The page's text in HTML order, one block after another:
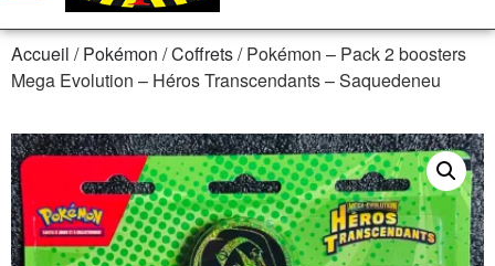
Accueil /Pokémon /Coffrets/ Pokémon – Pack 2 boosters
Mega Evolution – Héros Transcendants – Saquedeneu